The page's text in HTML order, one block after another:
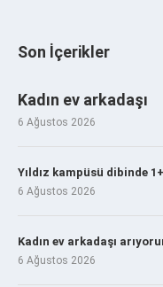
Son İçerikler
Kadın ev arkadaşı
6 Ağustos 2026
Yıldız kampüsü dibinde
6 Ağustos 2026
Kadın ev arkadaşı
6 Ağustos 2026